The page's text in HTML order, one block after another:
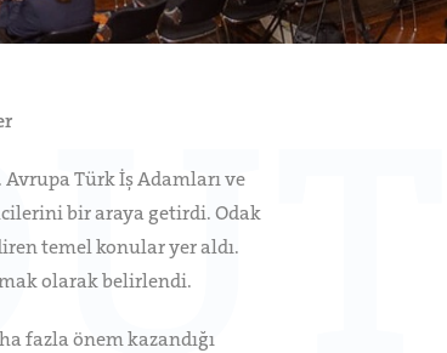
Avrupa Türk İş Adamları ve
bir araya getirdi. Odak
temel konular yer aldı.
olarak belirlendi.
fazla önem kazandığı